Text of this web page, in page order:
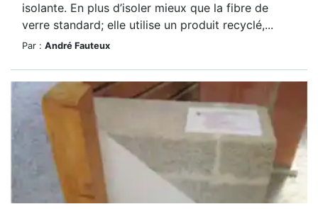
isolante. En plus d’isoler mieux que la fibre de
verre standard; elle utilise un produit recyclé,...
Par : André Fauteux